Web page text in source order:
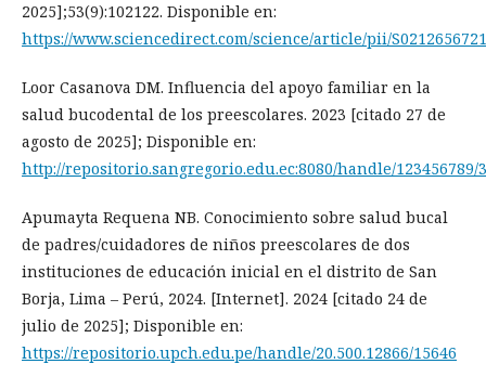
2025];53(9):102122. Disponible en:
https://www.sciencedirect.com/science/article/pii/
Loor Casanova DM. Influencia del apoyo familiar en la
salud bucodental de los preescolares. 2023 [citado 27 de
agosto de 2025]; Disponible en:
http://repositorio.sangregorio.edu.ec:8080/handle/123456789/
Apumayta Requena NB. Conocimiento sobre salud bucal
de padres/cuidadores de niños preescolares de dos
instituciones de educación inicial en el distrito de San
Borja, Lima – Perú, 2024. [Internet]. 2024 [citado 24 de
julio de 2025]; Disponible en:
https://repositorio.upch.edu.pe/handle/20.500.12866/15646